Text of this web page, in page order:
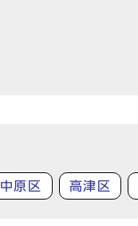
中原区 高津区